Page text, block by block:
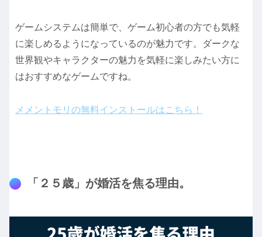
ゲームシステムは簡単で、ゲーム初心者の方でも気軽
に楽しめるようになっているのが魅力です。ダークな
世界観やキャラクターの魅力を気軽に楽しみたい方に
はおすすめなゲームですね。
メメントモリの無料インストールはこちら！
「２５歳」が婚活を焦る理由。